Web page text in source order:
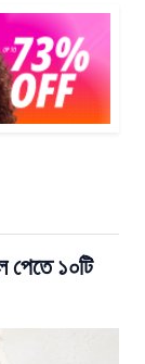
পেতে ১০টি